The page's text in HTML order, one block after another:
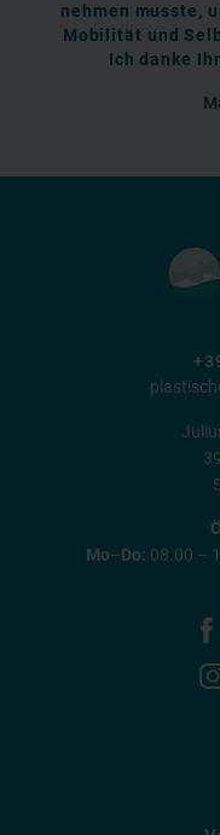
nehmen musste,
Mobilität und
Ich danke
Mo–Do: 08.00 –